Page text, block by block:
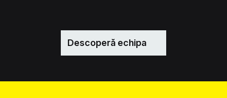
Descoperă echipa